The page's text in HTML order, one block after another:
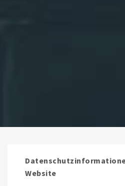
Website